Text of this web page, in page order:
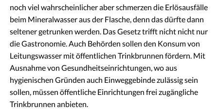
noch viel wahrscheinlicher aber schmerzen die Erlösausfälle
beim Mineralwasser aus der Flasche, denn das dürfte dann
seltener getrunken werden. Das Gesetz trifft nicht nicht nur
die Gastronomie. Auch Behörden sollen den Konsum von
Leitungswasser mit öffentlichen Trinkbrunnen fördern. Mit
Ausnahme von Gesundheitseinrichtungen, wo aus
hygienischen Gründen auch Einweggebinde zulässig sein
sollen, müssen öffentliche Einrichtungen frei zugängliche
Trinkbrunnen anbieten.